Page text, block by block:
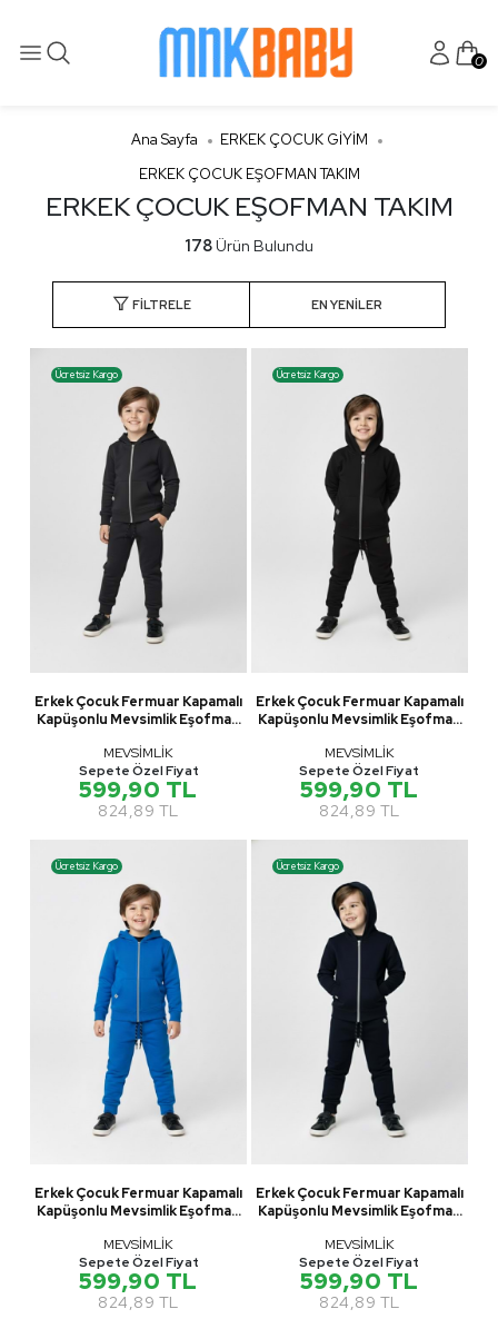
0
Ana Sayfa
ERKEK ÇOCUK GİYİM
ERKEK ÇOCUK EŞOFMAN TAKIM
ERKEK ÇOCUK EŞOFMAN TAKIM
178Ürün Bulundu
FILTRELE
Ücretsiz Kargo
Erkek Çocuk Fermuar Kapamalı
Kapüşonlu Mevsimlik Eşofman
MEVSİMLİK
Sepete Özel Fiyat
599,90 TL
824,89 TL
Ücretsiz Kargo
Erkek Çocuk Fermuar Kapamalı
Kapüşonlu Mevsimlik Eşofman
MEVSİMLİK
Sepete Özel Fiyat
599,90 TL
824,89 TL
Ücretsiz Kargo
Erkek Çocuk Fermuar Kapamalı
Kapüşonlu Mevsimlik Eşofman
MEVSİMLİK
Sepete Özel Fiyat
599,90 TL
824,89 TL
Ücretsiz Kargo
Erkek Çocuk Fermuar Kapamalı
Kapüşonlu Mevsimlik Eşofman
MEVSİMLİK
Sepete Özel Fiyat
599,90 TL
824,89 TL